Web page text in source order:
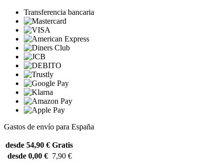
Transferencia bancaria
Gastos de envío para España
desde 54,90 € Gratis
desde 0,00 € 7,90 €